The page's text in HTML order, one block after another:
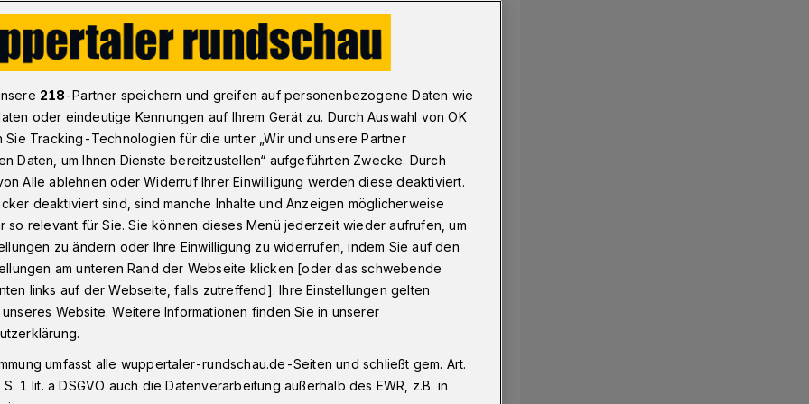
Voraussetzungen für BUGA-Ratsbeschluss schaffen
für BUGA-
schaffen
Freien Demokraten (FDP) spricht sich
Wuppertals für die
2031 (BUGA) aus und
Schneidewind auf, die
218-Partner speichern und greifen auf personenbezogene Daten wie
oder eindeutige Kennungen auf Ihrem Gerät zu. Durch Auswahl von OK
Sie Tracking-Technologien für die unter „Wir und unsere Partner
Daten, um Ihnen Dienste bereitzustellen“ aufgeführten Zwecke. Durch
Alle ablehnen oder Widerruf Ihrer Einwilligung werden diese deaktiviert.
deaktiviert sind, sind manche Inhalte und Anzeigen möglicherweise
so relevant für Sie. Sie können dieses Menü jederzeit wieder aufrufen, um
zu ändern oder Ihre Einwilligung zu widerrufen, indem Sie auf den
am unteren Rand der Webseite klicken [oder das schwebende
links auf der Webseite, falls zutreffend]. Ihre Einstellungen gelten
Website. Weitere Informationen finden Sie in unserer
umfasst alle wuppertaler-rundschau.de-Seiten und schließt gem. Art.
1 lit. a DSGVO auch die Datenverarbeitung außerhalb des EWR, z.B. in